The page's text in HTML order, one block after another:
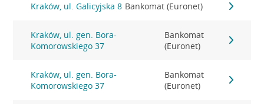
Kraków, ul. Galicyjska 8 Bankomat (Euronet)
Kraków, ul. gen. Bora-
Komorowskiego 37
Bankomat
(Euronet)
Kraków, ul. gen. Bora-
Komorowskiego 37
Bankomat
(Euronet)